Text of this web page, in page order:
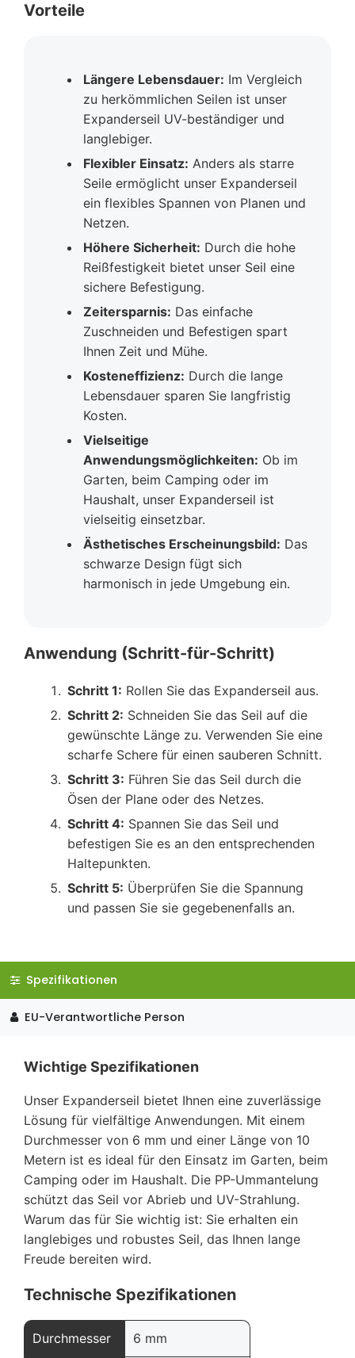
Vorteile
Längere Lebensdauer: Im Vergleich
zu herkömmlichen Seilen ist unser
Expanderseil UV-beständiger und
langlebiger.
Flexibler Einsatz: Anders als starre
Seile ermöglicht unser Expanderseil
ein flexibles Spannen von Planen und
Netzen.
Höhere Sicherheit: Durch die hohe
Reißfestigkeit bietet unser Seil eine
sichere Befestigung.
Zeitersparnis: Das einfache
Zuschneiden und Befestigen spart
Ihnen Zeit und Mühe.
Kosteneffizienz: Durch die lange
Lebensdauer sparen Sie langfristig
Kosten.
Vielseitige
Anwendungsmöglichkeiten: Ob im
Garten, beim Camping oder im
Haushalt, unser Expanderseil ist
vielseitig einsetzbar.
Ästhetisches Erscheinungsbild: Das
schwarze Design fügt sich
harmonisch in jede Umgebung ein.
Anwendung (Schritt-für-Schritt)
Schritt 1: Rollen Sie das Expanderseil aus.
Schritt 2: Schneiden Sie das Seil auf die
gewünschte Länge zu. Verwenden Sie eine
scharfe Schere für einen sauberen Schnitt.
Schritt 3: Führen Sie das Seil durch die
Ösen der Plane oder des Netzes.
Schritt 4: Spannen Sie das Seil und
befestigen Sie es an den entsprechenden
Haltepunkten.
Schritt 5: Überprüfen Sie die Spannung
und passen Sie sie gegebenenfalls an.
Spezifikationen
EU-Verantwortliche Person
Wichtige Spezifikationen
Unser Expanderseil bietet Ihnen eine zuverlässige
Lösung für vielfältige Anwendungen. Mit einem
Durchmesser von 6 mm und einer Länge von 10
Metern ist es ideal für den Einsatz im Garten, beim
Camping oder im Haushalt. Die PP-Ummantelung
schützt das Seil vor Abrieb und UV-Strahlung.
Warum das für Sie wichtig ist: Sie erhalten ein
langlebiges und robustes Seil, das Ihnen lange
Freude bereiten wird.
Technische Spezifikationen
Durchmesser 6 mm